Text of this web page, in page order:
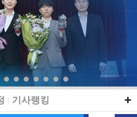
| 기사랭킹